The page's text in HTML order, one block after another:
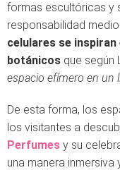
formas escultóricas y
responsabilidad
celulares se
botánicos que según
espacio efímero en un
De esta forma, los
los visitantes a
Perfumes y su
una manera